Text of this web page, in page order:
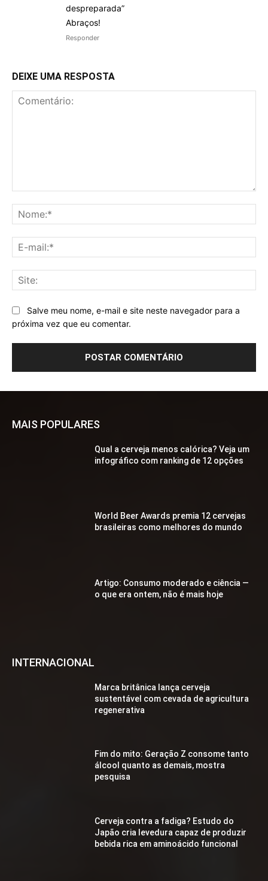
despreparada”
Abraços!
Responder
DEIXE UMA RESPOSTA
Salve meu nome, e-mail e site neste navegador para a
próxima vez que eu comentar.
MAIS POPULARES
Qual a cerveja menos calórica? Veja um
infográfico com ranking de 12 opções
World Beer Awards premia 12 cervejas
brasileiras como melhores do mundo
Artigo: Consumo moderado e ciência —
o que era ontem, não é mais hoje
INTERNACIONAL
Marca britânica lança cerveja
sustentável com cevada de agricultura
regenerativa
Fim do mito: Geração Z consome tanto
álcool quanto as demais, mostra
pesquisa
Cerveja contra a fadiga? Estudo do
Japão cria levedura capaz de produzir
bebida rica em aminoácido funcional